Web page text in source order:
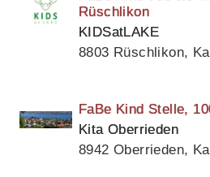
Rüschlikon
KIDSatLAKE
8803 Rüschlikon,
FaBe Kind Stelle,
Kita Oberrieden
8942 Oberrieden,